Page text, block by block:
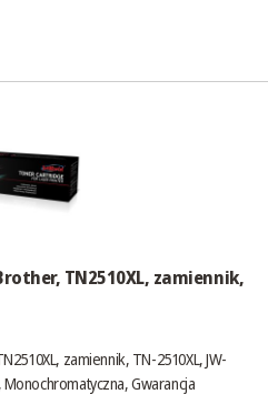
TN2510XL, zamiennik,
zamiennik, TN-2510XL, JW-
Monochromatyczna, Gwarancja